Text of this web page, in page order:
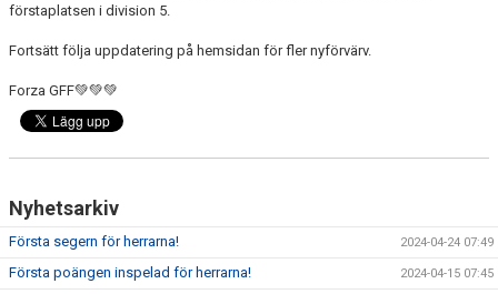
förstaplatsen i division 5.
Fortsätt följa uppdatering på hemsidan för fler nyförvärv.
Forza GFF💚💚💚
Nyhetsarkiv
Första segern för herrarna! 2024-04-24 07:49
Första poängen inspelad för herrarna! 2024-04-15 07:45